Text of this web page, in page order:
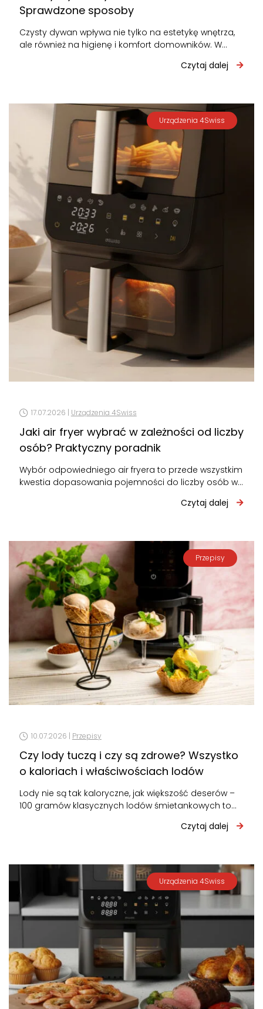
Sprawdzone sposoby
Czysty dywan wpływa nie tylko na estetykę wnętrza,
ale również na higienę i komfort domowników. W
Czytaj dalej
Urządzenia 4Swiss
17.07.2026 | Urządzenia 4Swiss
Jaki air fryer wybrać w zależności od liczby
osób? Praktyczny poradnik
Wybór odpowiedniego air fryera to przede wszystkim
kwestia dopasowania pojemności do liczby osób w
Czytaj dalej
Przepisy
10.07.2026 | Przepisy
Czy lody tuczą i czy są zdrowe? Wszystko
o kaloriach i właściwościach lodów
Lody nie są tak kaloryczne, jak większość deserów –
100 gramów klasycznych lodów śmietankowych to
Czytaj dalej
Urządzenia 4Swiss